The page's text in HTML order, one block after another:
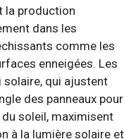
la production
dans les
comme les
enneigées. Les
qui ajustent
des panneaux pour
soleil, maximisent
à la lumière solaire et